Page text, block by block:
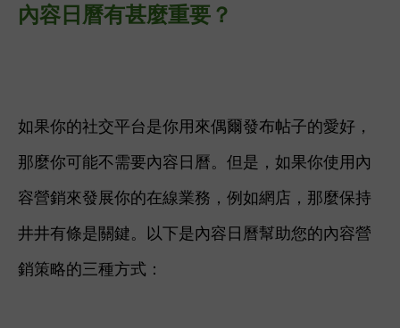
內容日曆有甚麼重要？
如果你的社交平台是你用來偶爾發布帖子的愛好，
那麼你可能不需要內容日曆。 但是，如果你使用內
容營銷來發展你的在線業務，例如網店，那麼保持
井井有條是關鍵。
以下是內容日曆幫助您的內容營
銷策略的三種方式：